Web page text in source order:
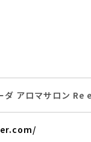
ダ アロマサロン